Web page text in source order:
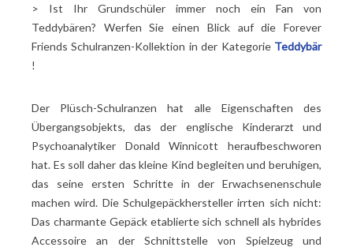
> Ist Ihr Grundschüler immer noch ein Fan von
Teddybären? Werfen Sie einen Blick auf die Forever
Friends Schulranzen-Kollektion in der Kategorie Teddybär
!
Der Plüsch-Schulranzen hat alle Eigenschaften des
Übergangsobjekts, das der englische Kinderarzt und
Psychoanalytiker Donald Winnicott heraufbeschworen
hat. Es soll daher das kleine Kind begleiten und beruhigen,
das seine ersten Schritte in der Erwachsenenschule
machen wird. Die Schulgepäckhersteller irrten sich nicht:
Das charmante Gepäck etablierte sich schnell als hybrides
Accessoire an der Schnittstelle von Spielzeug und